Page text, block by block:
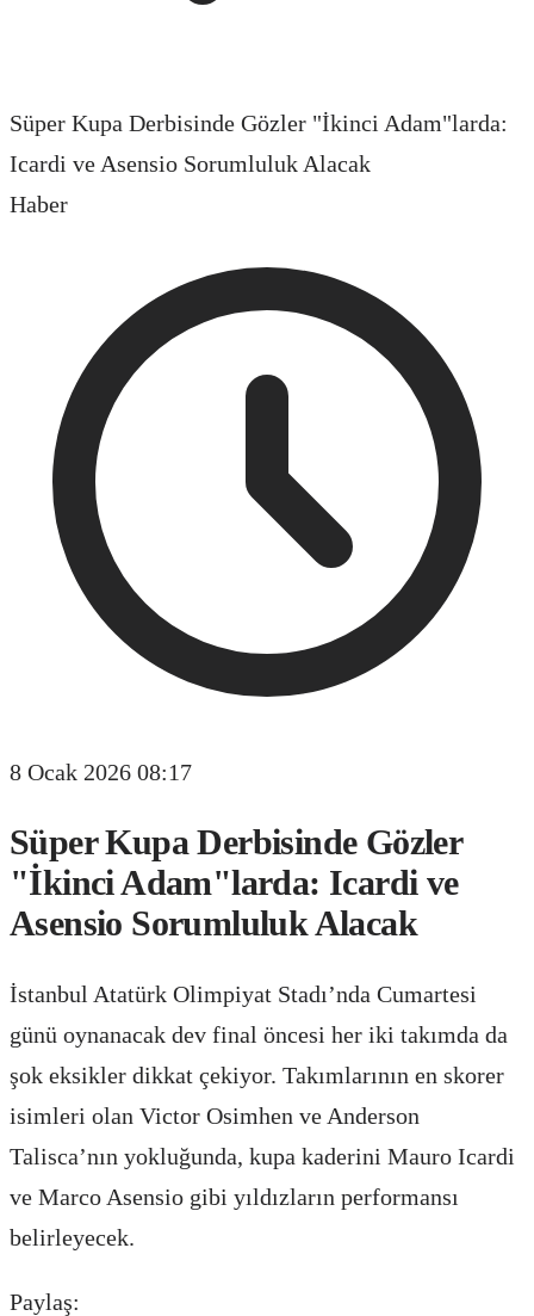
Süper Kupa Derbisinde Gözler "İkinci Adam"larda:
Icardi ve Asensio Sorumluluk Alacak
Haber
8 Ocak 2026 08:17
Süper Kupa Derbisinde Gözler
"İkinci Adam"larda: Icardi ve
Asensio Sorumluluk Alacak
İstanbul Atatürk Olimpiyat Stadı’nda Cumartesi
günü oynanacak dev final öncesi her iki takımda da
şok eksikler dikkat çekiyor. Takımlarının en skorer
isimleri olan Victor Osimhen ve Anderson
Talisca’nın yokluğunda, kupa kaderini Mauro Icardi
ve Marco Asensio gibi yıldızların performansı
belirleyecek.
Paylaş: